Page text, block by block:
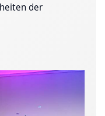
der